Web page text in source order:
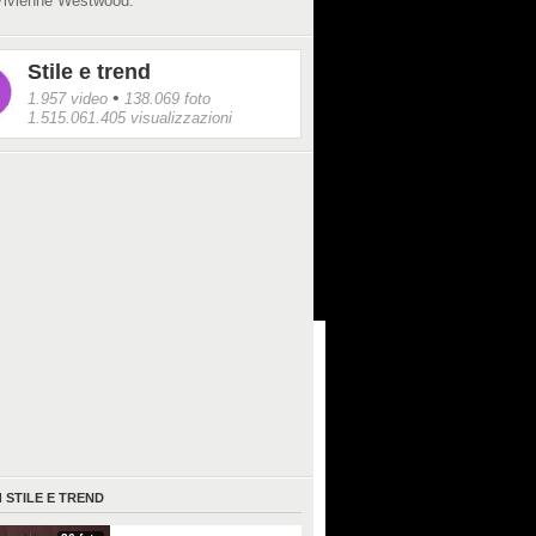
Stile e trend
1.957 video • 138.069 foto
1.515.061.405 visualizzazioni
STILE E TREND